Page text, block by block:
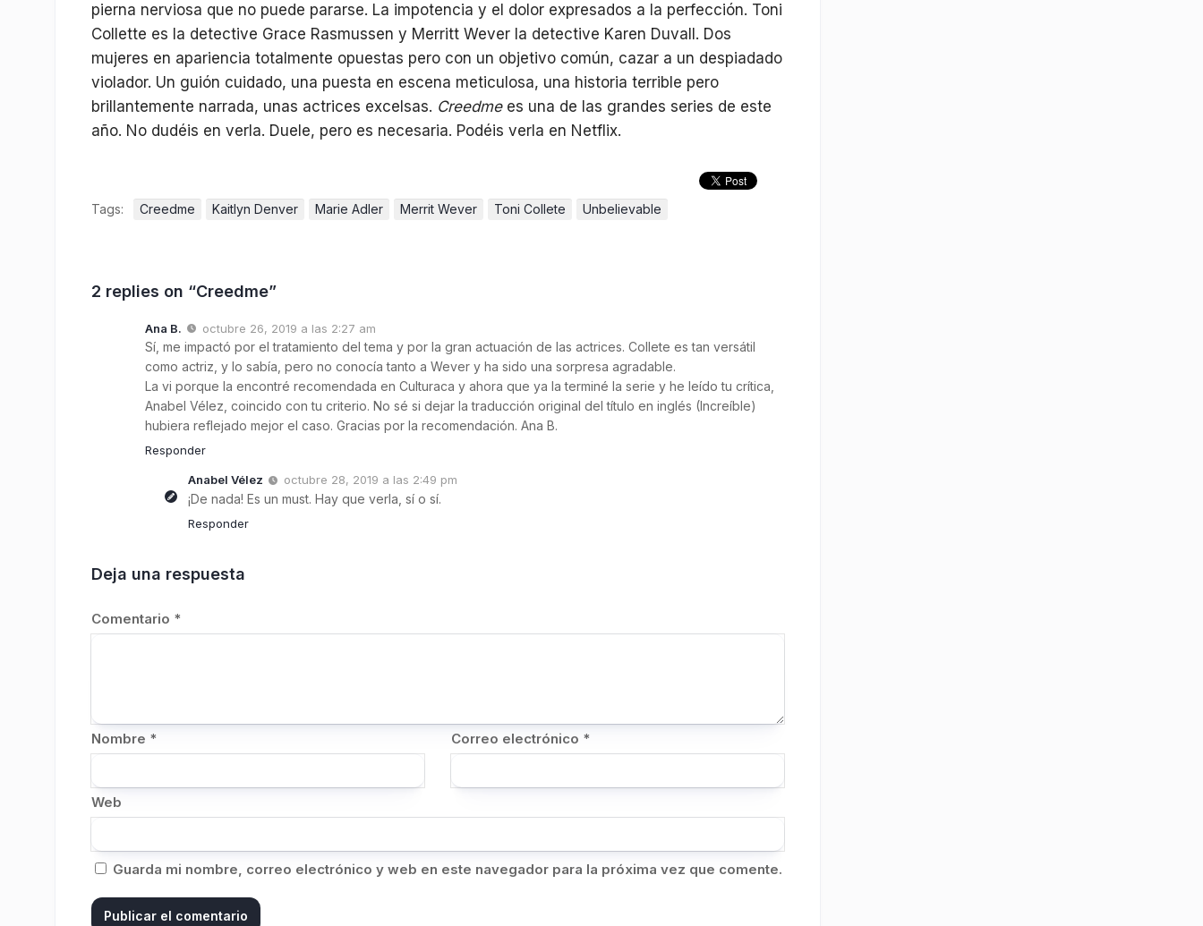
pierna nerviosa que no puede pararse. La impotencia y el dolor expresados a la perfección. Toni
Collette es la detective Grace Rasmussen y Merritt Wever la detective Karen Duvall. Dos
mujeres en apariencia totalmente opuestas pero con un objetivo común, cazar a un despiadado
violador. Un guión cuidado, una puesta en escena meticulosa, una historia terrible pero
brillantemente narrada, unas actrices excelsas. Creedmees una de las grandes series de este
año. No dudéis en verla. Duele, pero es necesaria. Podéis verla en Netflix.
Tags: Creedme Kaitlyn Denver Marie Adler Merrit Wever Toni Collete Unbelievable
2 replies on “Creedme”
Ana B. octubre 26, 2019 a las 2:27 am
Sí, me impactó por el tratamiento del tema y por la gran actuación de las actrices. Collete es tan versátil
como actriz, y lo sabía, pero no conocía tanto a Wever y ha sido una sorpresa agradable.
La vi porque la encontré recomendada en Culturaca y ahora que ya la terminé la serie y he leído tu crítica,
Anabel Vélez, coincido con tu criterio. No sé si dejar la traducción original del título en inglés (Increíble)
hubiera reflejado mejor el caso. Gracias por la recomendación. Ana B.
Responder
Anabel Vélez octubre 28, 2019 a las 2:49 pm
¡De nada! Es un must. Hay que verla, sí o sí.
Responder
Deja una respuesta
Comentario *
Nombre * Correo electrónico *
Web
Guarda mi nombre, correo electrónico y web en este navegador para la próxima vez que comente.